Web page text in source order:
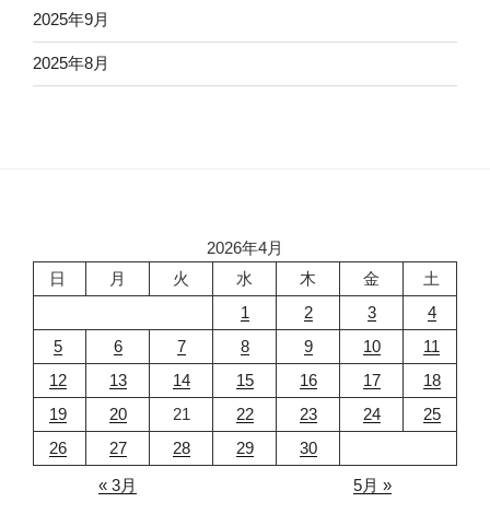
2025年9月
2025年8月
2026年4月
日
月 火 水 木 金
土
1
2 3
4
5
6 7 8 9 10
11
12
13 14 15 16 17
18
19
20 21 22 23 24
25
26
27 28 29
30
« 3月
5月 »